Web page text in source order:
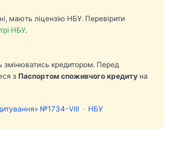
мають ліцензію НБУ. Перевірити
НБУ.
кредитором. Перед
з Паспортом споживчого кредиту на
№1734-VIII · НБУ